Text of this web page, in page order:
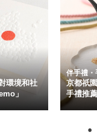
環境和社
」
伴手禮・
京都祇
手禮推